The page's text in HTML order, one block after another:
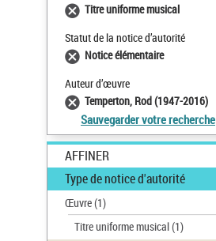
Titre uniforme musical
Statut de la notice d’autorité
Notice élémentaire
Auteur d’œuvre
Temperton, Rod (1947-2016)
Sauvegarder votre recherche
AFFINER
Type de notice d'autorité
Œuvre(1)
Titre uniforme musical(1)